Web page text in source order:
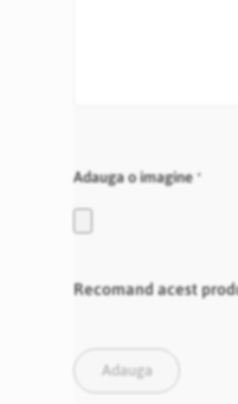
Adauga o imagine
Recomand acest
Adauga